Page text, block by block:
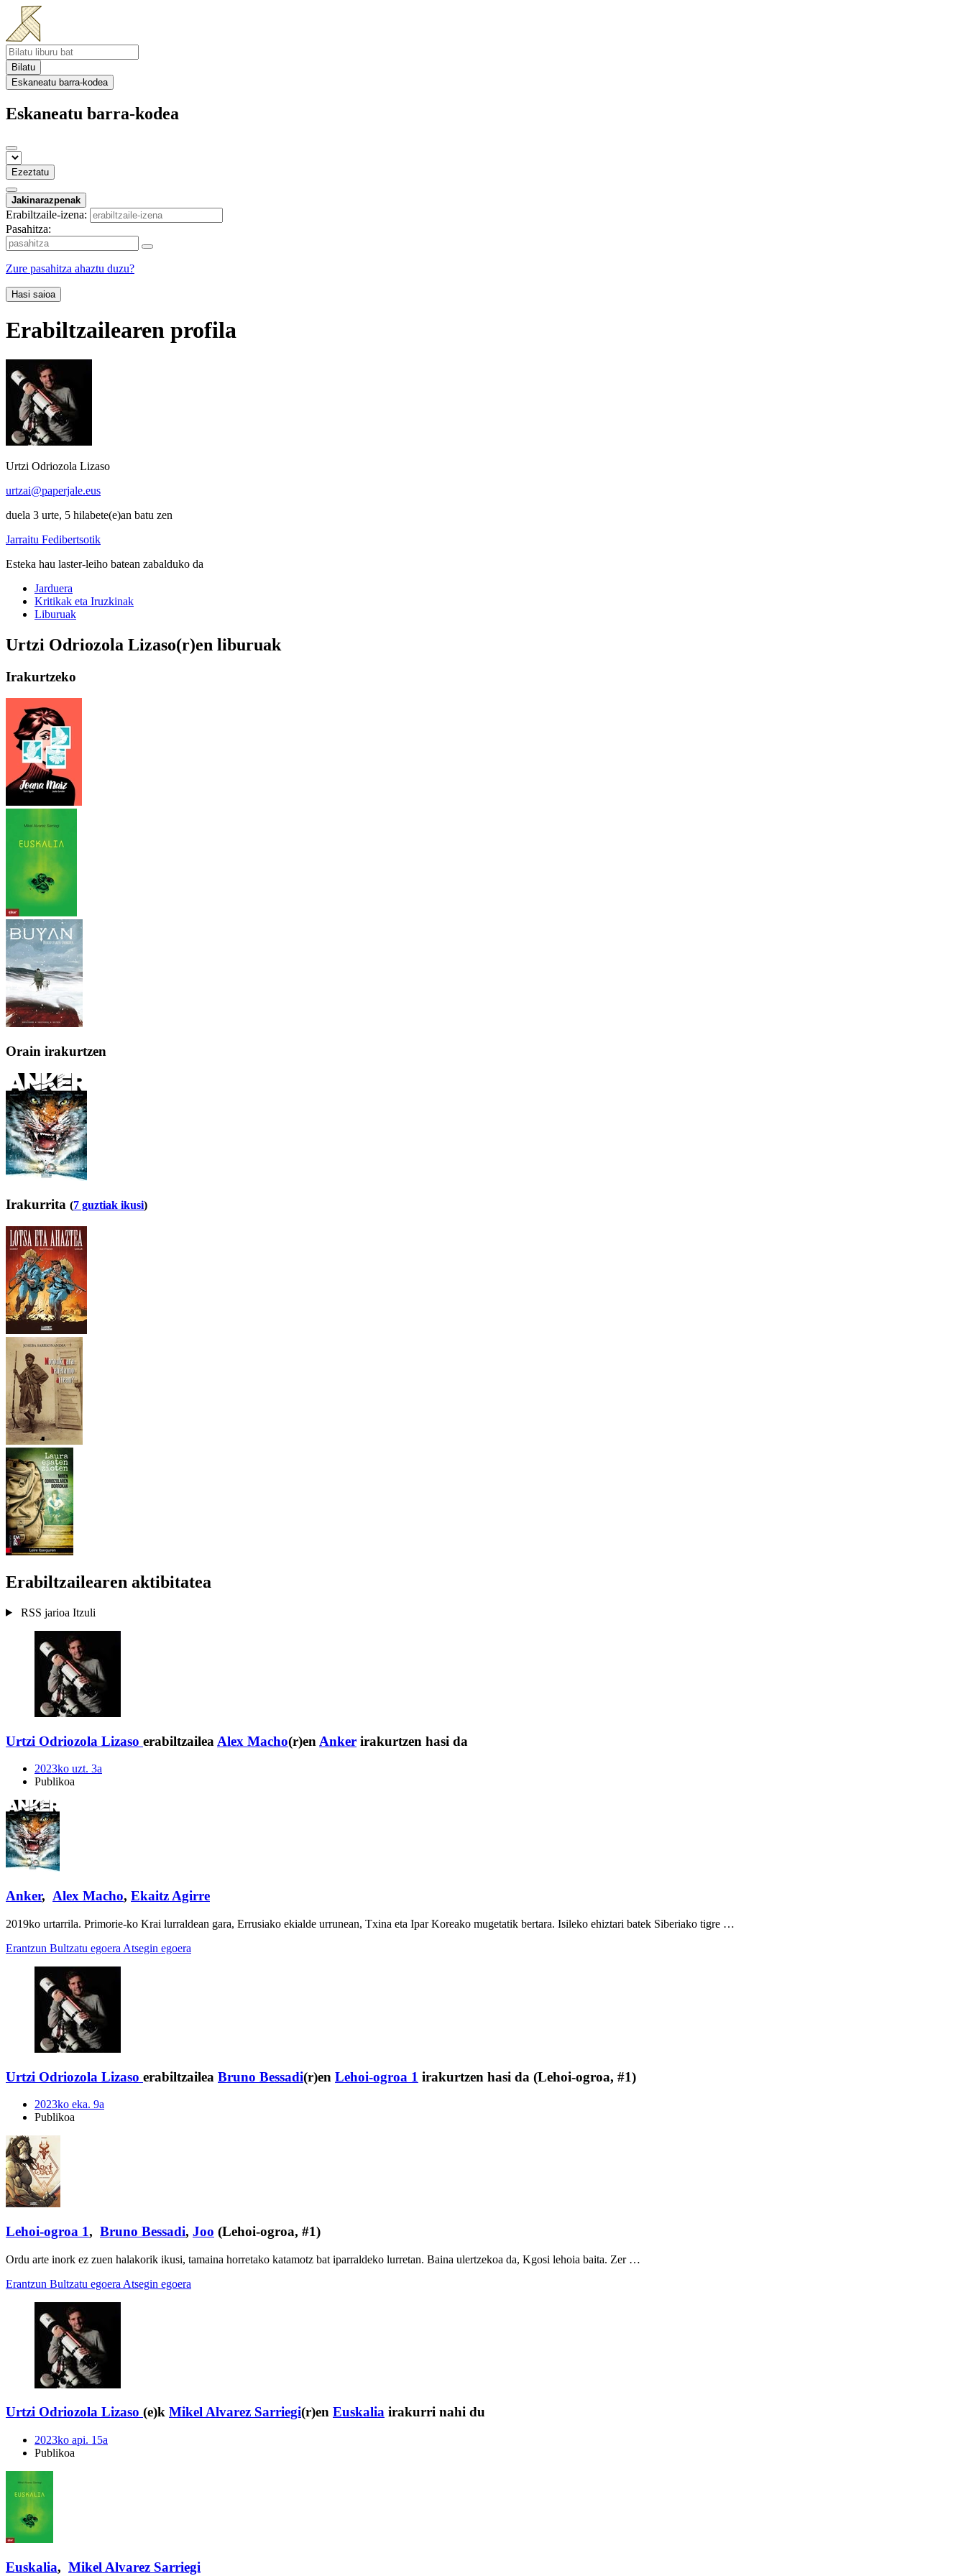
Bilatu
Eskaneatu barra-kodea
Eskaneatu barra-kodea
Ezeztatu
Jakinarazpenak
Erabiltzaile-izena:
Pasahitza:
Zure pasahitza ahaztu duzu?
Hasi saioa
Erabiltzailearen profila
Urtzi Odriozola Lizaso
urtzai@paperjale.eus
duela 3 urte, 5 hilabete(e)an batu zen
Jarraitu Fedibertsotik
Esteka hau laster-leiho batean zabalduko da
Jarduera
Kritikak eta Iruzkinak
Liburuak
Urtzi Odriozola Lizaso(r)en liburuak
Irakurtzeko
Orain irakurtzen
Irakurrita (7 guztiak ikusi)
Erabiltzailearen aktibitatea
RSS jarioa Itzuli
Urtzi Odriozola Lizaso erabiltzailea Alex Macho(r)en Anker irakurtzen hasi da
2023ko uzt. 3a
Publikoa
Anker, Alex Macho, Ekaitz Agirre
2019ko urtarrila. Primorie-ko Krai lurraldean gara, Errusiako ekialde urrunean, Txina eta Ipar Koreako mugetatik bertara. Isileko ehiztari batek Siberiako tigre …
Erantzun Bultzatu egoera Atsegin egoera
Urtzi Odriozola Lizaso erabiltzailea Bruno Bessadi(r)en Lehoi-ogroa 1 irakurtzen hasi da (Lehoi-ogroa, #1)
2023ko eka. 9a
Publikoa
Lehoi-ogroa 1, Bruno Bessadi, Joo (Lehoi-ogroa, #1)
Ordu arte inork ez zuen halakorik ikusi, tamaina horretako katamotz bat iparraldeko lurretan. Baina ulertzekoa da, Kgosi lehoia baita. Zer …
Erantzun Bultzatu egoera Atsegin egoera
Urtzi Odriozola Lizaso (e)k Mikel Alvarez Sarriegi(r)en Euskalia irakurri nahi du
2023ko api. 15a
Publikoa
Euskalia, Mikel Alvarez Sarriegi